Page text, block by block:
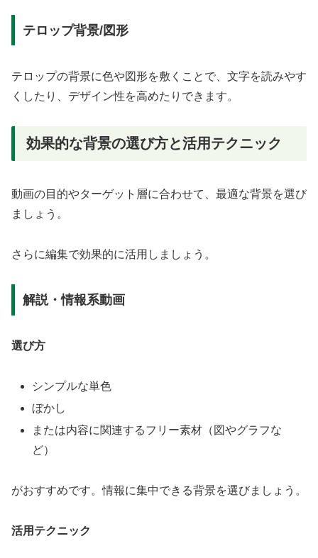
テロップ背景/図形
テロップの背景に色や図形を敷くことで、文字を読みやす
くしたり、デザイン性を高めたりできます。
効果的な背景の選び方と活用テクニック
動画の目的やターゲット層に合わせて、最適な背景を選び
ましょう。
さらに編集で効果的に活用しましょう。
解説・情報系動画
選び方
シンプルな単色
ぼかし
または内容に関連するフリー素材（図やグラフな
ど）
がおすすめです。情報に集中できる背景を選びましょう。
活用テクニック